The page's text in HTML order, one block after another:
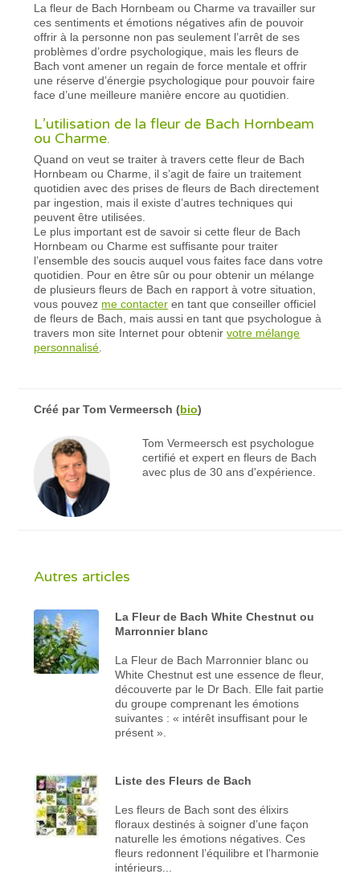
La fleur de Bach Hornbeam ou Charme va travailler sur
ces sentiments et émotions négatives afin de pouvoir
offrir à la personne non pas seulement l’arrêt de ses
problèmes d’ordre psychologique, mais les fleurs de
Bach vont amener un regain de force mentale et offrir
une réserve d’énergie psychologique pour pouvoir faire
face d’une meilleure manière encore au quotidien.
L’utilisation de la fleur de Bach Hornbeam
ou Charme.
Quand on veut se traiter à travers cette fleur de Bach
Hornbeam ou Charme, il s’agit de faire un traitement
quotidien avec des prises de fleurs de Bach directement
par ingestion, mais il existe d’autres techniques qui
peuvent être utilisées.
Le plus important est de savoir si cette fleur de Bach
Hornbeam ou Charme est suffisante pour traiter
l’ensemble des soucis auquel vous faites face dans votre
quotidien. Pour en être sûr ou pour obtenir un mélange
de plusieurs fleurs de Bach en rapport à votre situation,
vous pouvez me contacter en tant que conseiller officiel
de fleurs de Bach, mais aussi en tant que psychologue à
travers mon site Internet pour obtenirvotre mélange
personnalisé
Créé parTom Vermeersch (bio)
Tom Vermeersch est psychologue
certifié et expert en fleurs de Bach
avec plus de 30 ans d'expérience.
Autres articles
La Fleur de Bach White Chestnut ou
Marronnier blanc
La Fleur de Bach Marronnier blanc ou
White Chestnut est une essence de fleur,
découverte par le Dr Bach. Elle fait partie
du groupe comprenant les émotions
suivantes : « intérêt insuffisant pour le
présent ».
Liste des Fleurs de Bach
Les fleurs de Bach sont des élixirs
floraux destinés à soigner d’une façon
naturelle les émotions négatives. Ces
fleurs redonnent l’équilibre et l’harmonie
intérieurs...